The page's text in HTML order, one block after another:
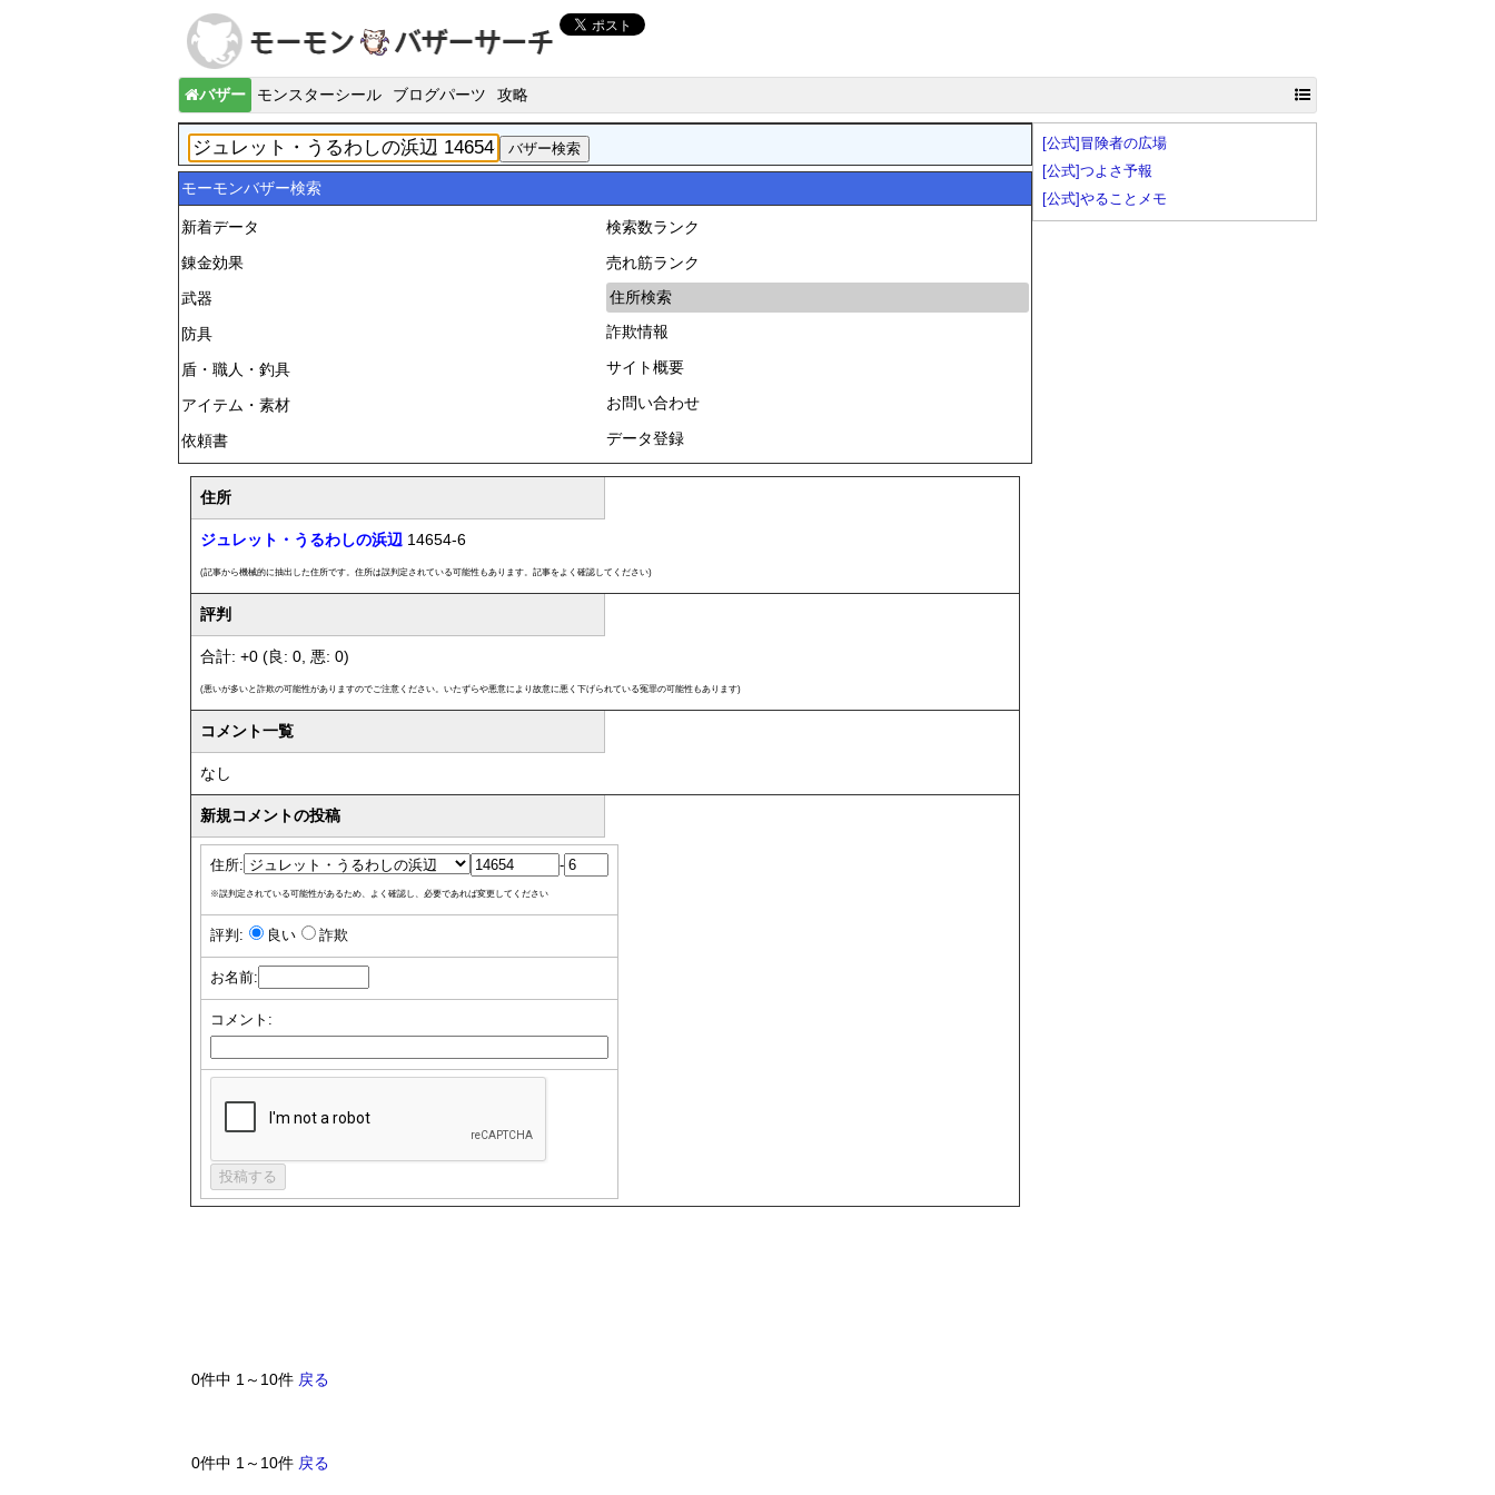
バザー モンスターシール ブログパーツ 攻略
モーモンバザー検索
新着データ
錬金効果
武器
防具
盾・職人・釣具
アイテム・素材
依頼書
検索数ランク
売れ筋ランク
住所検索
詐欺情報
サイト概要
お問い合わせ
データ登録
住所
ジュレット・うるわしの浜辺 14654-6
(記事から機械的に抽出した住所です。住所は誤判定されている可能性もあります。記事をよく確認してください)
評判
合計: +0 (良: 0, 悪: 0)
(悪いが多いと詐欺の可能性がありますのでご注意ください。いたずらや悪意により故意に悪く下げられている冤罪の可能性もあります)
コメント一覧
なし
新規コメントの投稿
住所: -
※誤判定されている可能性があるため、よく確認し、必要であれば変更してください
評判: 良い 詐欺
お名前:
コメント:
0件中 1～10件 戻る
0件中 1～10件 戻る
[公式]冒険者の広場
[公式]つよさ予報
[公式]やることメモ